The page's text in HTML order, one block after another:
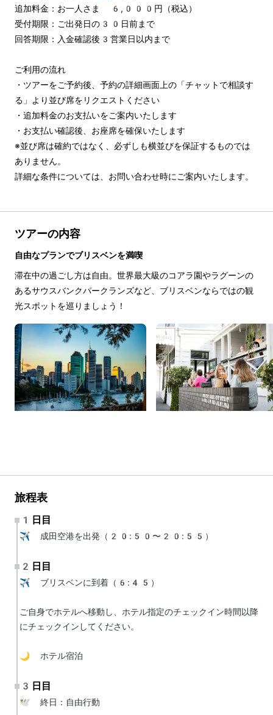
追加料金：お一人さま 6,000円（税込）
受付期限：ご出発日の30日前まで
回答期限：入金確認後3営業日以内まで
ご利用の流れ
・ツアーをご予約後、予約の詳細画面上の「チャットで相談す
る」より並び席をリクエストください
・追加料金のお支払いをご案内いたします
・お支払い確認後、お座席を確保いたします
※並び席は確約ではなく、必ずしも横並びを保証するものでは
ありません。
詳細な条件については、お問い合わせ時にご案内いたします。
ツアーの内容
自由なプランでブリスベンを満喫
滞在中の過ごし方は自由。世界最大級のコアラ園やラグーンの
あるサウスバンクパークランズなど、ブリスベンならではの観
光スポットを巡りましょう！
旅程表
1日目
✈️ 成田空港を出発（20:50〜20:55）
2日目
✈️ ブリスベンに到着（6:45）
ご自身でホテルへ移動し、ホテル指定のチェックイン時間以降
にチェックインしてください。
🌙 ホテル宿泊
3日目
🕊 終日：自由行動